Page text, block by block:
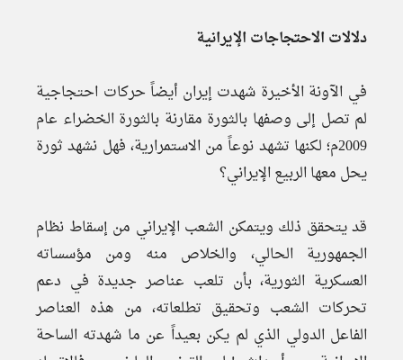
دلالات الاحتجاجات الإيرانية
في الآونة الأخيرة شهدت إيران أيضاً حركات احتجاجية
لم تصل إلى وصفها بالثورة مقارنة بالثورة الخضراء عام
2009م؛ لكنها تشهد نوعاً من الاستمرارية، فهل نشهد ثورة
يحل معها الربيع الإيراني؟
قد يتحقق ذلك ويتمكن الشعب الإيراني من إسقاط نظام
الجمهورية الحالي، والخلاص منه ومن مؤسساته
العسكرية الثورية، بأن تلعب عناصر جديدة في دعم
تحركات الشعب وتحقيق تطلعاته، من هذه العناصر
الفاعل الدولي الذي لم يكن بعيداً عن ما شهدته الساحة